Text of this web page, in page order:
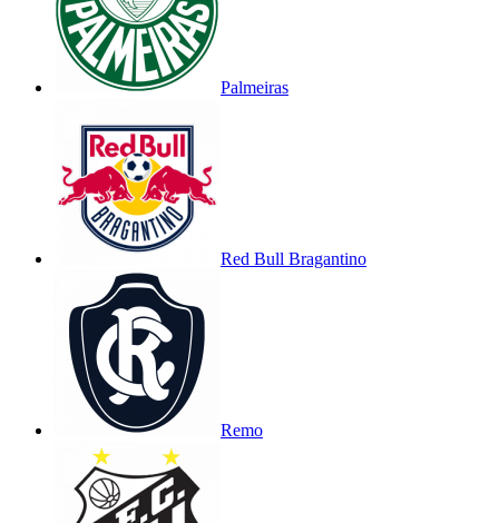
Palmeiras
Red Bull Bragantino
Remo